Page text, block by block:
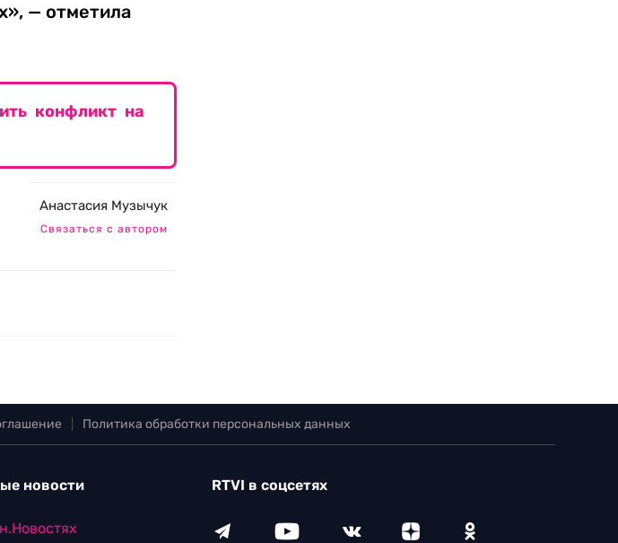
— отметила
конфликт на
Анастасия Музычук
Связаться с автором
Политика обработки персональных данных
новости RTVI в соцсетях